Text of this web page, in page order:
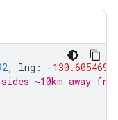
, lng : -130.605469
~10km away